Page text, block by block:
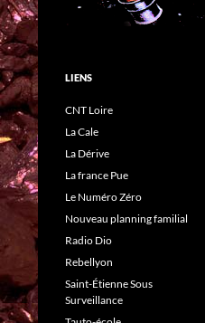
LIENS
CNT Loire
La Cale
La Dérive
La france Pue
Le Numéro Zéro
Nouveau planning familial
Radio Dio
Rebellyon
Saint-Étienne Sous
Surveillance